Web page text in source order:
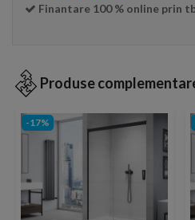
Finantare 100 % online prin
Produse
-17%